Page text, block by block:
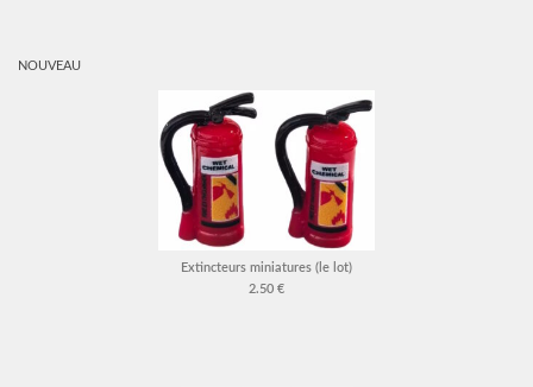
NOUVEAU
Extincteurs miniatures (le lot)
2.50 €